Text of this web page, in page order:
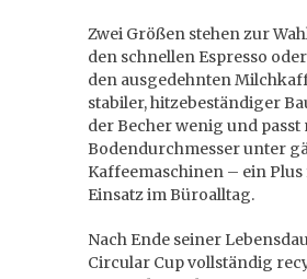
Zwei Größen stehen zur
den schnellen Espresso
den ausgedehnten
stabiler, hitzebeständiger
der Becher wenig und passt
Bodendurchmesser unter
Kaffeemaschinen – ein
Einsatz im Büroalltag.
Nach Ende seiner
Circular Cup vollständig